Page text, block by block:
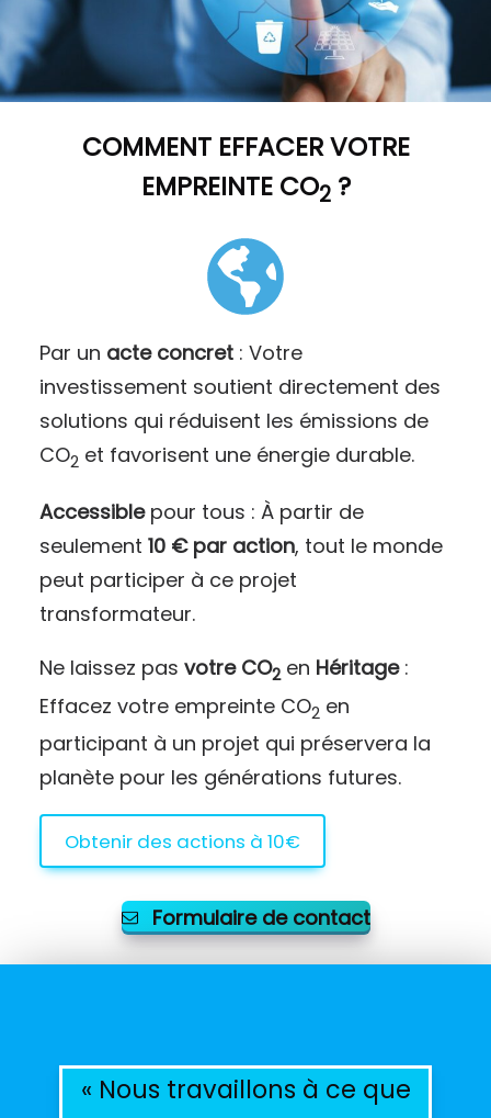
COMMENT EFFACER VOTRE
EMPREINTE CO2?
Par un acte concret: Votre
investissement soutient directement des
solutions qui réduisent les émissions de
CO2 et favorisent une énergie durable.
Accessiblepour tous : À partir de
seulement 10 € par action, tout le monde
peut participer à ce projet
transformateur.
Ne laissez pas votre CO2en Héritage:
Effacez votre empreinte CO2 en
participant à un projet qui préservera la
planète pour les générations futures.
Obtenir des actions à 10€
Formulaire de contact
« Nous travaillons à ce que